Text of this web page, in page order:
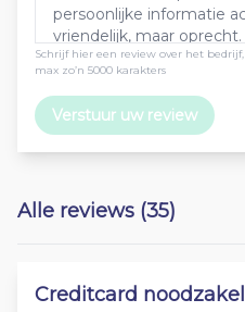
Schrijf hier een review over het
max zo’n 5000 karakters
Verstuur uw review
Alle reviews (35)
Creditcard